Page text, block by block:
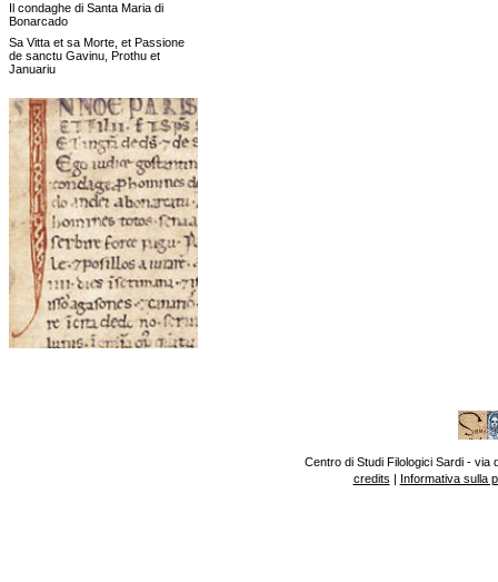
Il condaghe di Santa Maria di
Bonarcado
Sa Vitta et sa Morte, et Passione
de sanctu Gavinu, Prothu et
Januariu
Centro di Studi Filologici Sardi - via
credits | Informativa sulla